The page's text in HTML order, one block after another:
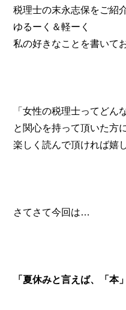
税理士の末永志保をご紹
ゆるーく＆軽ーく
私の好きなことを書いて
「女性の税理士ってどん
と関心を持って頂いた方
楽しく読んで頂ければ嬉
さてさて今回は…
「夏休みと言えば、「本